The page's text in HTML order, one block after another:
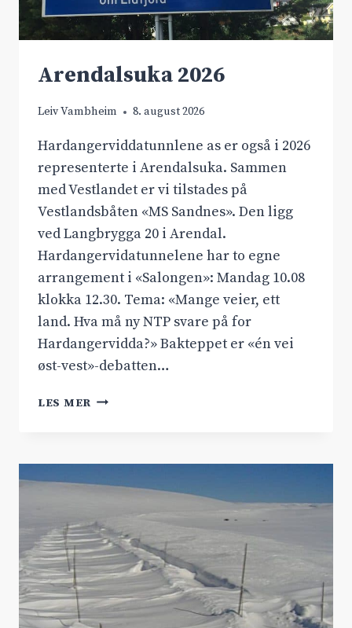
Arendalsuka 2026
Leiv Vambheim 8. august 2026
Hardangerviddatunnlene as er også i 2026
representerte i Arendalsuka. Sammen
med Vestlandet er vi tilstades på
Vestlandsbåten «MS Sandnes». Den ligg
ved Langbrygga 20 i Arendal.
Hardangervidatunnelene har to egne
arrangement i «Salongen»: Mandag 10.08
klokka 12.30. Tema: «Mange veier, ett
land. Hva må ny NTP svare på for
Hardangervidda?» Bakteppet er «én vei
øst-vest»-debatten…
LES MER ARENDALSUKA